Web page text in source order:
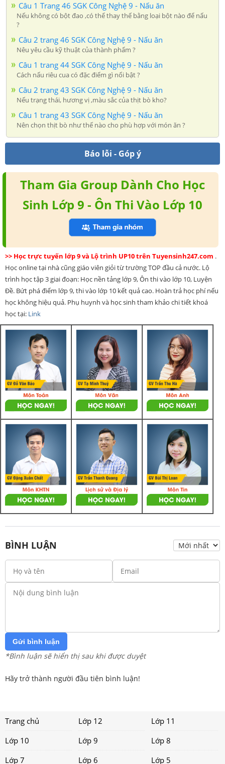
Câu 1 Trang 46 SGK Công Nghệ 9 - Nấu ăn
Nếu không có bột đao ,có thể thay thế bằng loại bột nào để nấu
?
Câu 2 trang 46 SGK Công Nghệ 9 - Nấu ăn
Nêu yêu cầu kỹ thuật của thành phẩm ?
Câu 1 trang 44 SGK Công Nghệ 9 - Nấu ăn
Cách nấu riêu cua có đặc điểm gì nổi bật ?
Câu 2 trang 43 SGK Công Nghệ 9 - Nấu ăn
Nếu trạng thái, hương vị ,màu sắc của thịt bò kho?
Câu 1 trang 43 SGK Công Nghệ 9 - Nấu ăn
Nên chọn thịt bò như thế nào cho phù hợp với món ăn ?
Báo lỗi - Góp ý
Tham Gia Group Dành Cho Học
Sinh Lớp 9 - Ôn Thi Vào Lớp 10
>> Học trực tuyến lớp 9 và Lộ trình UP10 trên Tuyensinh247.com .
Học online tại nhà cũng giáo viên giỏi từ trường TOP đầu cả nước. Lộ
trình học tập 3 giai đoạn: Học nền tảng lớp 9, Ôn thi vào lớp 10, Luyện
Đề. Bứt phá điểm lớp 9, thi vào lớp 10 kết quả cao. Hoàn trả học phí nếu
học không hiệu quả. Phụ huynh và học sinh tham khảo chi tiết khoá
học tại: Link
BÌNH LUẬN
Gửi bình luận
*Bình luận sẽ hiển thị sau khi được duyệt
Hãy trở thành người đầu tiên bình luận!
Trang chủ Lớp 12
Lớp 11
Lớp 10
Lớp 9
Lớp 8
Lớp 7
Lớp 6 Lớp 5